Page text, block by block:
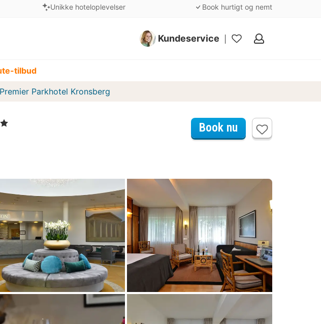
Unikke hoteloplevelser Book hurtigt og nemt
Kundeservice
Mine
tilbud
Parkhotel Kronsberg
Book nu